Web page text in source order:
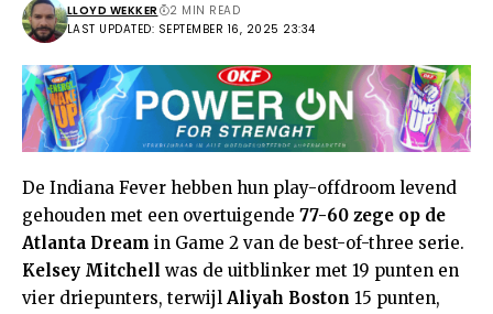
LAST UPDATED: SEPTEMBER 16, 2025 23:34
LLOYD WEKKER 2 MIN READ
De Indiana Fever hebben hun play-offdroom levend
gehouden met een overtuigende 77-60 zege op de
Atlanta Dream in Game 2 van de best-of-three serie.
Kelsey Mitchell was de uitblinker met 19 punten en
vier driepunters, terwijl Aliyah Boston 15 punten,